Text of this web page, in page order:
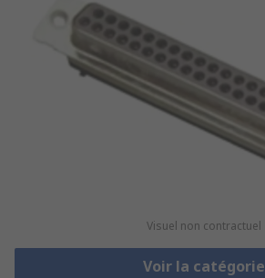
Visuel non contractuel
Voir la catégorie